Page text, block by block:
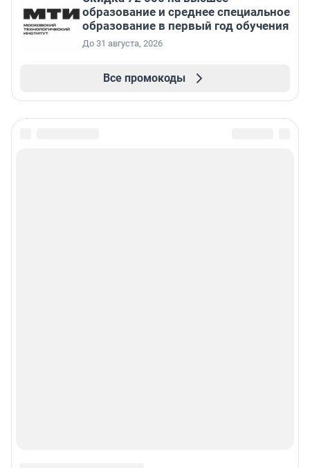
образование и среднее специальное
образование в первый год обучения
До 31 августа, 2026
Все промокоды